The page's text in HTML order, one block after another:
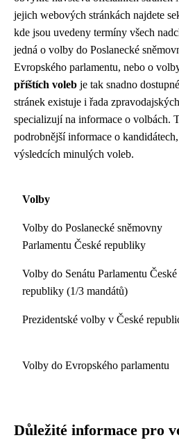
jejich webových stránkách najdete
kde jsou uvedeny termíny všech
jedná o volby do Poslanecké
Evropského parlamentu, nebo o
příštích voleb je tak snadno
stránek existuje i řada
specializují na informace o volbách.
podrobnější informace o
výsledcích minulých voleb.
Volby
Volby do Poslanecké sněmovny
Parlamentu České republiky
Volby do Senátu Parlamentu České
republiky (1/3 mandátů)
Prezidentské volby v České
Volby do Evropského parlamentu
Důležité informace pro